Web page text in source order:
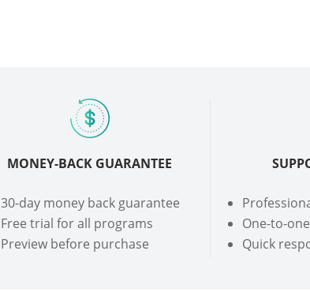
MONEY-BACK GUARANTEE
30-day money back guarantee
Free trial for all programs
Preview before purchase
One-to-
Quick